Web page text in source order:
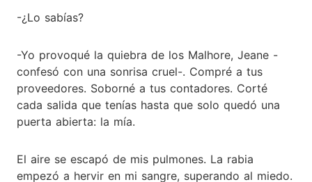
-¿Lo sabías?
-Yo provoqué la quiebra de los Malhore, Jeane -
confesó con una sonrisa cruel-. Compré a tus
proveedores. Soborné a tus contadores. Corté
cada salida que tenías hasta que solo quedó una
puerta abierta: la mía.
El aire se escapó de mis pulmones. La rabia
empezó a hervir en mi sangre, superando al miedo.